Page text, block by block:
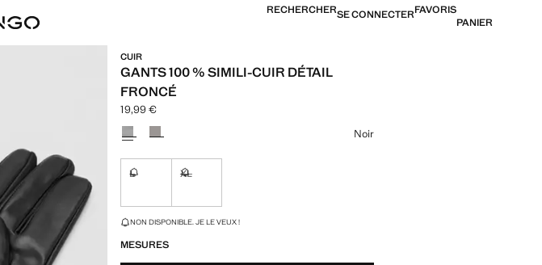
RECHERCHERSE CONNECTERFAVORIS
PANIER
CUIR
GANTS 100 % SIMILI-CUIR DÉTAIL
FRONCÉ
Prix actuel [19,99 € ]
19,99 €
Choisissez une couleur
Noir
L XL
DERNIÈRES UNITÉS !
NON DISPONIBLE. JE LE VEUX !
MESURES